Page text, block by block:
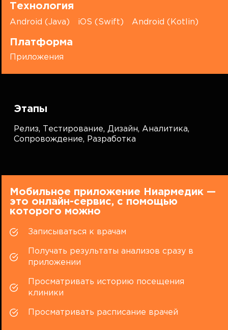
Технология
Android (Java) iOS (Swift) Android (Kotlin)
Платформа
Приложения
Этапы
Релиз, Тестирование,Дизайн,Аналитика,
Сопровождение, Разработка
Мобильное приложение Ниармедик —
это онлайн-сервис, с помощью
которого можно
Записываться к врачам
Получать результаты анализов сразу в
приложении
Просматривать историю посещения
клиники
Просматривать расписание врачей